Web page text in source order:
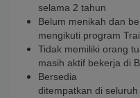
selama 2 tahun
Belum menikah dan
mengikuti program
Tidak memiliki orang
masih aktif bekerja di
Bersedia
ditempatkan di